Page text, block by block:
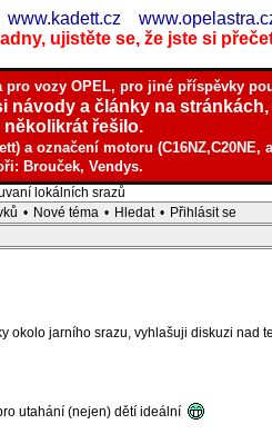
www.kadett.cz
ujistěte se, že jste si
vozy OPEL, pro jiné příspěvky
návody a články na
řešilo.
a označení motoru (C16NZ,C20NE,
Brouček, Vendys.
lokálních srazů
• Nové téma • Hledat • Přihlásit se
okolo jarního srazu, vyhlašuji diskuzi nad
utahání (nejen) dětí ideální